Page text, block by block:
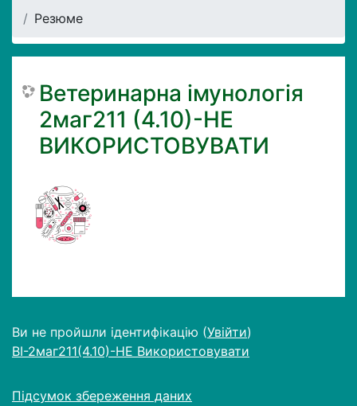
Резюме
Ветеринарна імунологія
2маг211 (4.10)-НЕ
ВИКОРИСТОВУВАТИ
Ви не пройшли ідентифікацію (Увійти)
ВІ-2маг211(4.10)-НЕ Використовувати
Підсумок збереження даних